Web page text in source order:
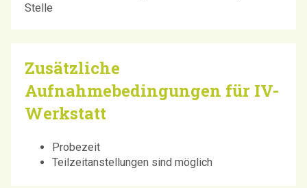
Stelle
Zusätzliche
Aufnahmebedingungen für IV-
Werkstatt
Probezeit
Teilzeitanstellungen sind möglich